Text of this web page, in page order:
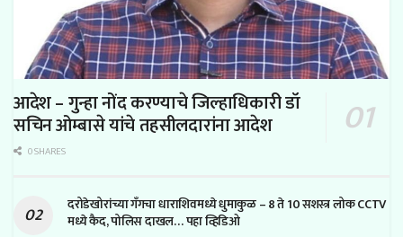
आदेश – गुन्हा नोंद करण्याचे जिल्हाधिकारी डॉ
सचिन ओम्बासे यांचे तहसीलदारांना आदेश
0 SHARES
दरोडेखोरांच्या गँगचा धाराशिवमध्ये धुमाकुळ – 8 ते 10 सशस्त्र लोक CCTV
मध्ये कैद, पोलिस दाखल… पहा व्हिडिओ